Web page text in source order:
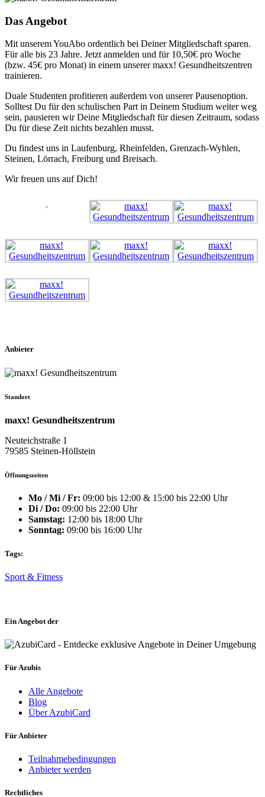
Das Angebot
Mit unserem YouAbo ordentlich bei Deiner Mitgliedschaft sparen.
Für alle bis 23 Jahre. Jetzt anmelden und für 10,50€ pro Woche
(bzw. 45€ pro Monat) in einem unserer maxx! Gesundheitszentren
trainieren.
Duale Studenten profitieren außerdem von unserer Pausenoption.
Solltest Du für den schulischen Part in Deinem Studium weiter weg
sein, pausieren wir Deine Mitgliedschaft für diesen Zeitraum, sodass
Du für diese Zeit nichts bezahlen musst.
Du findest uns in Laufenburg, Rheinfelden, Grenzach-Wyhlen,
Steinen, Lörrach, Freiburg und Breisach.
Wir freuen uns auf Dich!
Anbieter
Standort
maxx! Gesundheitszentrum
Neuteichstraße 1
79585 Steinen-Höllstein
Öffnungszeiten
Mo / Mi / Fr: 09:00 bis 12:00 & 15:00 bis 22:00 Uhr
Di / Do: 09:00 bis 22:00 Uhr
Samstag: 12:00 bis 18:00 Uhr
Sonntag: 09:00 bis 16:00 Uhr
Tags:
Sport & Fitness
Ein Angebot der
Für Azubis
Alle Angebote
Blog
Über AzubiCard
Für Anbieter
Teilnahmebedingungen
Anbieter werden
Rechtliches